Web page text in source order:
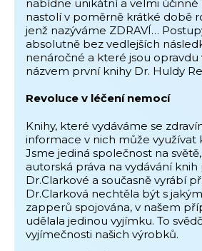
nabídne unikátní a velmi
nastolí v poměrně krátké době
jenž nazýváme ZDRAVÍ…
absolutně bez vedlejších
nenáročné a které jsou opravdu
názvem první knihy Dr. Huldy
Revoluce v léčení nemocí
Knihy, které vydáváme se
informace v nich může využívat
Jsme jediná společnost na
autorská práva na vydávání
Dr.Clarkové a současně vyrábí
Dr.Clarková nechtěla být s
zapperů spojována, v našem
udělala jedinou vyjímku. To
vyjímečnosti našich výrobků.